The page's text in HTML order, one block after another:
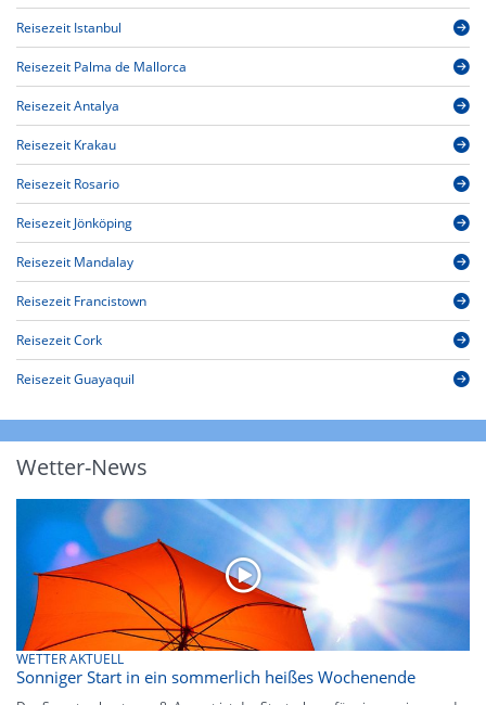
Reisezeit Istanbul
Reisezeit Palma de Mallorca
Reisezeit Antalya
Reisezeit Krakau
Reisezeit Rosario
Reisezeit Jönköping
Reisezeit Mandalay
Reisezeit Francistown
Reisezeit Cork
Reisezeit Guayaquil
Wetter-News
WETTER AKTUELL
Sonniger Start in ein sommerlich heißes Wochenende